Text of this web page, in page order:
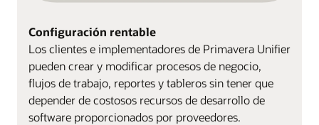
Configuración rentable
Los clientes e implementadores de Primavera Unifier
pueden crear y modificar procesos de negocio,
flujos de trabajo, reportes y tableros sin tener que
depender de costosos recursos de desarrollo de
software proporcionados por proveedores.